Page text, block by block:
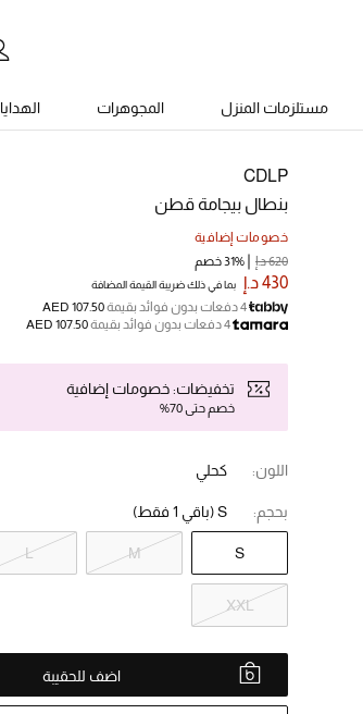
مستلزمات المنزل المجوهرات الهدايا
CDLP
بنطال بيجامة قطن
خصومات إضافية
430 د.إ بما في ذلك ضريبة القيمة المضافة
620 د.إ 31% خصم
4 دفعات بدون فوائد بقيمة
AED 107.50
4 دفعات بدون فوائد بقيمة
AED 107.50
تخفيضات: خصومات إضافية
خصم حتى 70%
اللون: كحلي
بحجم: S(باقي 1 فقط)
S
M
L
XXL
اضف للحقيبة